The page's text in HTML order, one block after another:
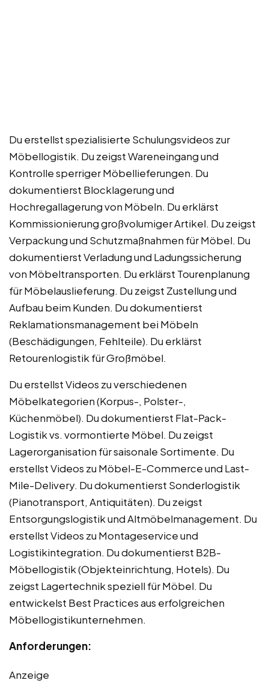
Du erstellst spezialisierte Schulungsvideos zur
Möbellogistik. Du zeigst Wareneingang und
Kontrolle sperriger Möbellieferungen. Du
dokumentierst Blocklagerung und
Hochregallagerung von Möbeln. Du erklärst
Kommissionierung großvolumiger Artikel. Du zeigst
Verpackung und Schutzmaßnahmen für Möbel. Du
dokumentierst Verladung und Ladungssicherung
von Möbeltransporten. Du erklärst Tourenplanung
für Möbelauslieferung. Du zeigst Zustellung und
Aufbau beim Kunden. Du dokumentierst
Reklamationsmanagement bei Möbeln
(Beschädigungen, Fehlteile). Du erklärst
Retourenlogistik für Großmöbel.
Du erstellst Videos zu verschiedenen
Möbelkategorien (Korpus-, Polster-,
Küchenmöbel). Du dokumentierst Flat-Pack-
Logistik vs. vormontierte Möbel. Du zeigst
Lagerorganisation für saisonale Sortimente. Du
erstellst Videos zu Möbel-E-Commerce und Last-
Mile-Delivery. Du dokumentierst Sonderlogistik
(Pianotransport, Antiquitäten). Du zeigst
Entsorgungslogistik und Altmöbelmanagement. Du
erstellst Videos zu Montageservice und
Logistikintegration. Du dokumentierst B2B-
Möbellogistik (Objekteinrichtung, Hotels). Du
zeigst Lagertechnik speziell für Möbel. Du
entwickelst Best Practices aus erfolgreichen
Möbellogistikunternehmen.
Anforderungen:
Anzeige